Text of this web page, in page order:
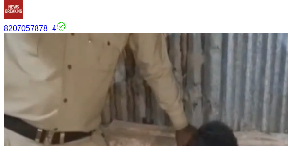
8207057878_4